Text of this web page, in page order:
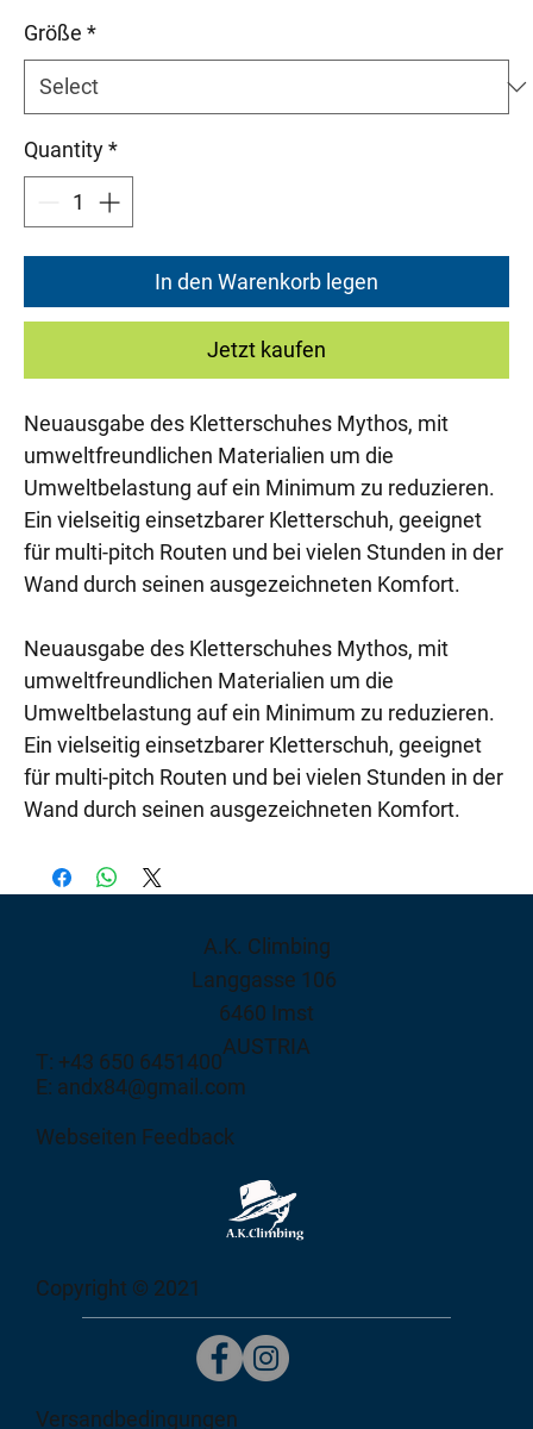
Größe *
Quantity*
In den Warenkorb legen
Jetzt kaufen
Neuausgabe des Kletterschuhes Mythos, mit
umweltfreundlichen Materialien um die
Umweltbelastung auf ein Minimum zu reduzieren.
Ein vielseitig einsetzbarer Kletterschuh, geeignet
für multi-pitch Routen und bei vielen Stunden in der
Wand durch seinen ausgezeichneten Komfort.
Neuausgabe des Kletterschuhes Mythos, mit
umweltfreundlichen Materialien um die
Umweltbelastung auf ein Minimum zu reduzieren.
Ein vielseitig einsetzbarer Kletterschuh, geeignet
für multi-pitch Routen und bei vielen Stunden in der
Wand durch seinen ausgezeichneten Komfort.
A.K. Climbing
Langgasse 106
6460 Imst
AUSTRIA
T: +43 650 6451400
E: andx84@gmail.com
Webseiten Feedback
Copyright © 2021
Versandbedingungen